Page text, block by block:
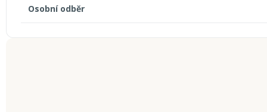
Osobní odběr